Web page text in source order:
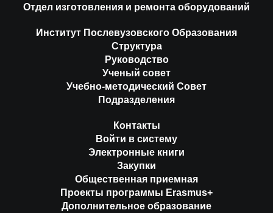
Отдел изготовления и ремонта оборудований
Институт Послевузовского Образования
Структура
Руководство
Ученый совет
Учебно-методический Совет
Подразделения
Контакты
Войти в систему
Электронные книги
Закупки
Общественная приемная
Проекты программы Erasmus+
Дополнительное образование